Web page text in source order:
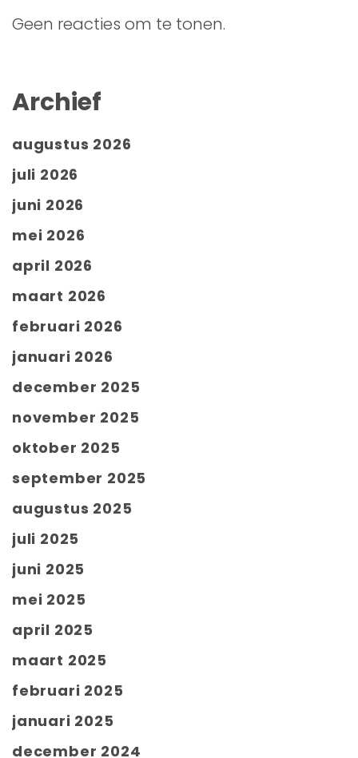
Geen reacties om te tonen.
Archief
augustus 2026
juli 2026
juni 2026
mei 2026
april 2026
maart 2026
februari 2026
januari 2026
december 2025
november 2025
oktober 2025
september 2025
augustus 2025
juli 2025
juni 2025
mei 2025
april 2025
maart 2025
februari 2025
januari 2025
december 2024